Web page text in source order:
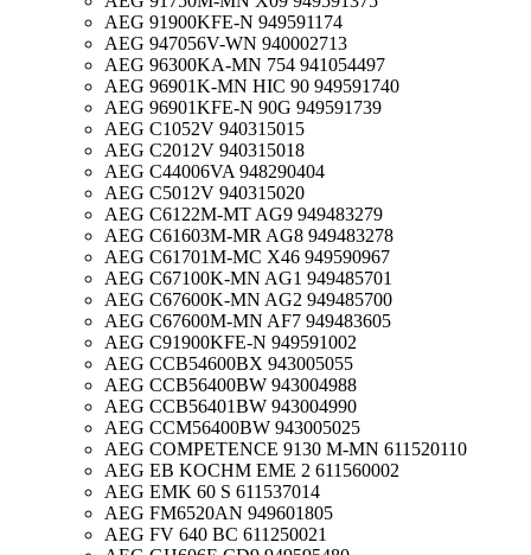
AEG 91900KFE-N 949591174
AEG 947056V-WN 940002713
AEG 96300KA-MN 754 941054497
AEG 96901K-MN HIC 90 949591740
AEG 96901KFE-N 90G 949591739
AEG C1052V 940315015
AEG C2012V 940315018
AEG C44006VA 948290404
AEG C5012V 940315020
AEG C6122M-MT AG9 949483279
AEG C61603M-MR AG8 949483278
AEG C61701M-MC X46 949590967
AEG C67100K-MN AG1 949485701
AEG C67600K-MN AG2 949485700
AEG C67600M-MN AF7 949483605
AEG C91900KFE-N 949591002
AEG CCB54600BX 943005055
AEG CCB56400BW 943004988
AEG CCB56401BW 943004990
AEG CCM56400BW 943005025
AEG COMPETENCE 9130 M-MN 611520110
AEG EB KOCHM EME 2 611560002
AEG EMK 60 S 611537014
AEG FM6520AN 949601805
AEG FV 640 BC 611250021